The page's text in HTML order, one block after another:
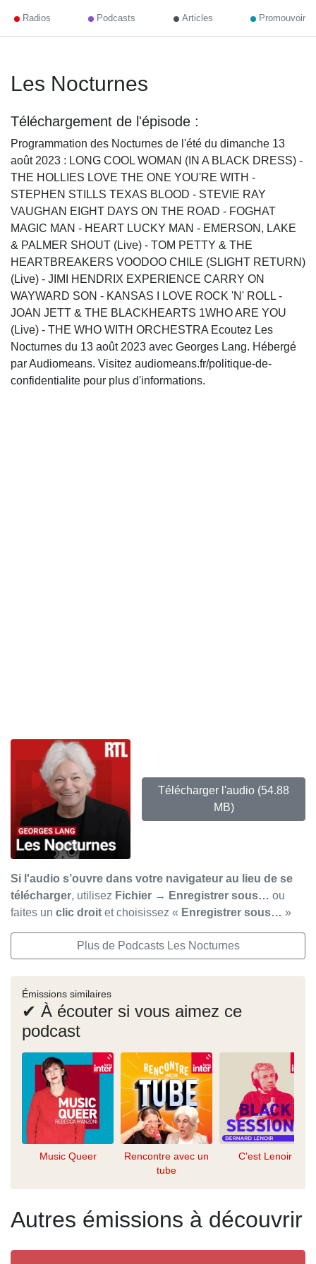
Radios Podcasts Articles Promouvoir
Les Nocturnes
Téléchargement de l'épisode :
Programmation des Nocturnes de l'été du dimanche 13
août 2023 : LONG COOL WOMAN (IN A BLACK DRESS) -
THE HOLLIES LOVE THE ONE YOU'RE WITH -
STEPHEN STILLS TEXAS BLOOD - STEVIE RAY
VAUGHAN EIGHT DAYS ON THE ROAD - FOGHAT
MAGIC MAN - HEART LUCKY MAN - EMERSON, LAKE
& PALMER SHOUT (Live) - TOM PETTY & THE
HEARTBREAKERS VOODOO CHILE (SLIGHT RETURN)
(Live) - JIMI HENDRIX EXPERIENCE CARRY ON
WAYWARD SON - KANSAS I LOVE ROCK 'N' ROLL -
JOAN JETT & THE BLACKHEARTS 1WHO ARE YOU
(Live) - THE WHO WITH ORCHESTRA Ecoutez Les
Nocturnes du 13 août 2023 avec Georges Lang. Hébergé
par Audiomeans. Visitez audiomeans.fr/politique-de-
confidentialite pour plus d'informations.
Télécharger l'audio (54.88
MB)
Si l'audio s’ouvre dans votre navigateur au lieu de se
télécharger, utilisez Fichier → Enregistrer sous… ou
faites un clic droit et choisissez « Enregistrer sous… »
Plus de Podcasts Les Nocturnes
Émissions similaires
✔ À écouter si vous aimez ce
podcast
Music Queer
Rencontre avec un
tube
C'est Lenoir
Autres émissions à découvrir